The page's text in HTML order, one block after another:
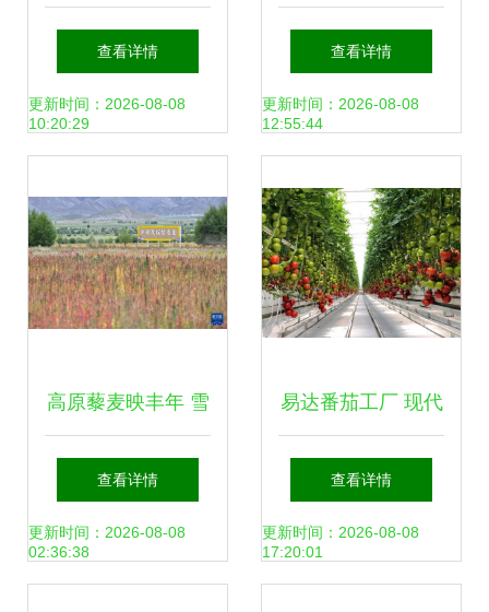
荷兰农业强国的秘
密武器
查看详情
更新时间：2026-08-08
10:20:29
之路给我们的启示
有哪些？
查看详情
更新时间：2026-08-08
12:55:44
高原藜麦映丰年 雪
域高原上的“同心
米”与农户增收新路
查看详情
更新时间：2026-08-08
02:36:38
易达番茄工厂 现代
农业种植技术的新
篇章
查看详情
更新时间：2026-08-08
17:20:01